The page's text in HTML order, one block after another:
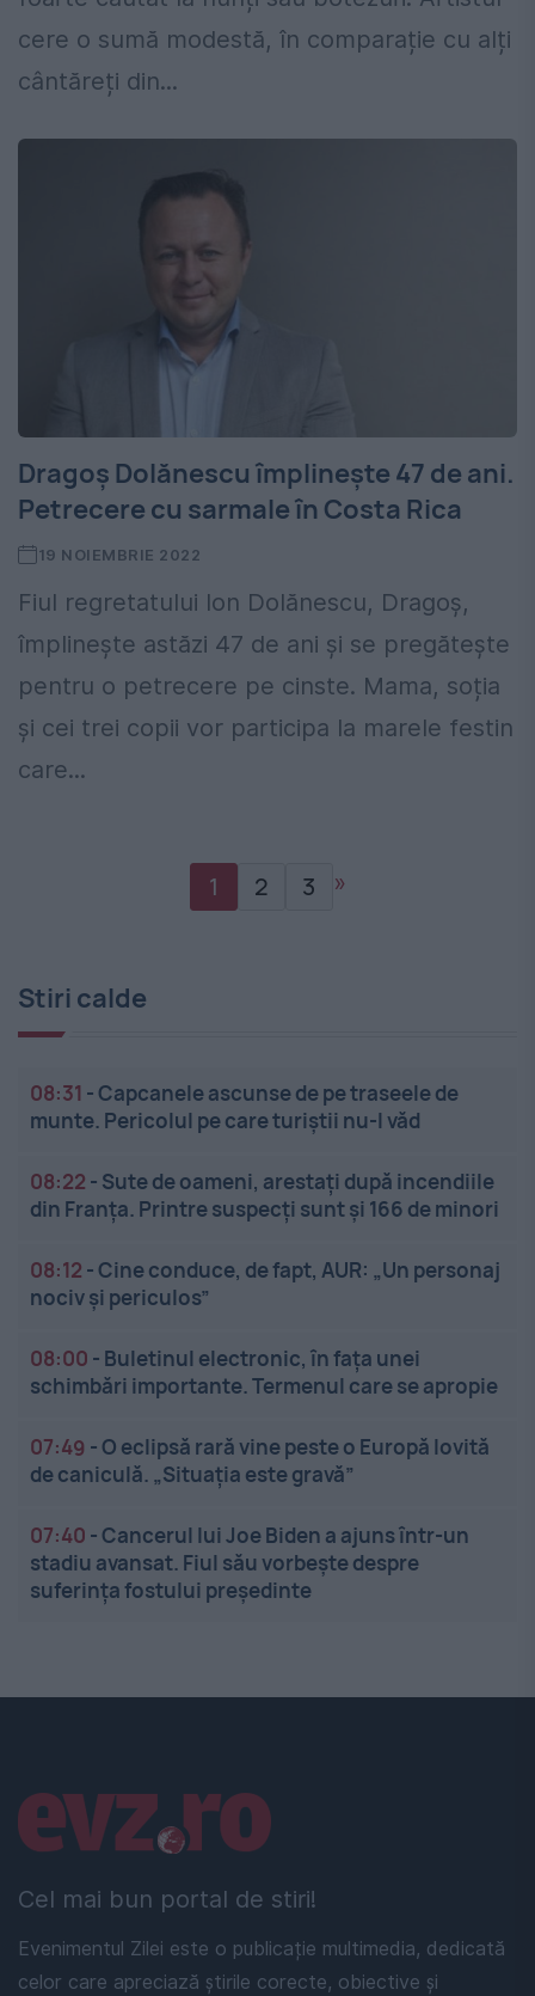
cere o sumă modestă, în comparație cu alți
cântăreți din...
Dragoș Dolănescu împlinește 47 de ani.
Petrecere cu sarmale în Costa Rica
19 NOIEMBRIE 2022
Fiul regretatului Ion Dolănescu, Dragoș,
împlinește astăzi 47 de ani și se pregătește
pentru o petrecere pe cinste. Mama, soția
și cei trei copii vor participa la marele festin
care...
1 2 3 »
Stiri calde
08:31 -Capcanele ascunse de pe traseele de
munte. Pericolul pe care turiștii nu-l văd
08:22 - Sute de oameni, arestați după incendiile
din Franța. Printre suspecți sunt și 166 de minori
08:12 -Cine conduce, de fapt, AUR: „Un personaj
nociv și periculos”
08:00 - Buletinul electronic, în fața unei
schimbări importante. Termenul care se apropie
07:49 -O eclipsă rară vine peste o Europă lovită
de caniculă. „Situația este gravă”
07:40 -Cancerul lui Joe Biden a ajuns într-un
stadiu avansat. Fiul său vorbește despre
suferința fostului președinte
Cel mai bun portal de stiri!
Evenimentul Zilei este o publicație multimedia, dedicată
celor care apreciază știrile corecte, obiective și
Linkuri utile